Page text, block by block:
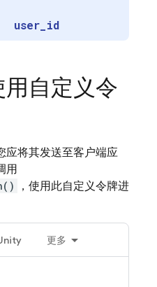
user id
自定义令
应将其发送至客户端应
用
，使用此自定义令牌进
更多